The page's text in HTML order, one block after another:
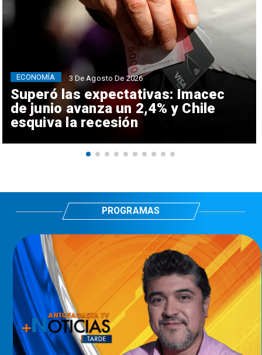
Superó las expectativas: Imacec
de junio avanza un 2,4% y Chile
esquiva la recesión
ECONOMÍA 3 De Agosto De 2026
PROGRAMAS